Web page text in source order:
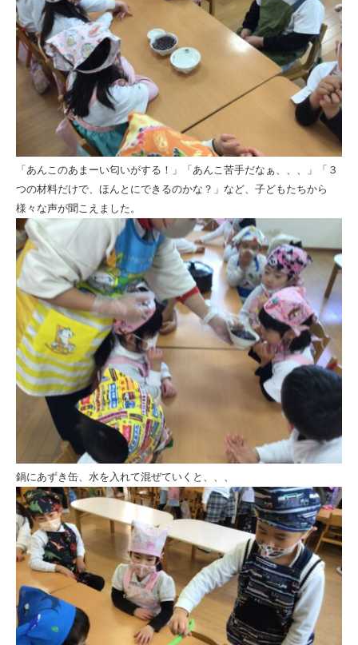
「あんこのあまーい匂いがする！」「あんこ苦手だなぁ、、、」「３
つの材料だけで、ほんとにできるのかな？」など、子どもたちから
様々な声が聞こえました。
鍋にあずき缶、水を入れて混ぜていくと、、、